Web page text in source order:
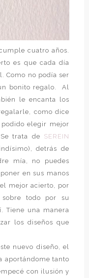
cuatro años.
es que cada día
Como no podía ser
bonito regalo. Al
le encanta los
como dice
elegir mejor
trata de SEREIN
detrás de
mía, no puedes
en sus manos
mejor acierto, por
todo por su
Tiene una manera
los diseños que
nuevo diseño, el
aportándome tanto
con ilusión y